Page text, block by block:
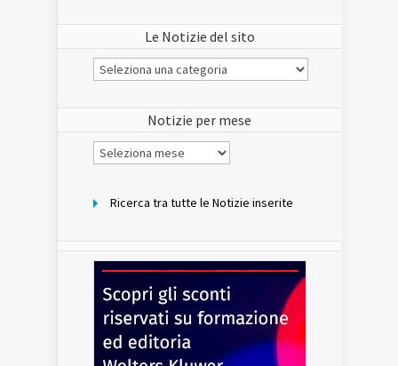
Le Notizie del sito
Le
Notizie
Notizie per mese
Notizie
per
Ricerca tra tutte le Notizie inserite